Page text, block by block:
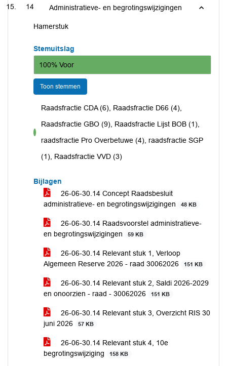
14 Administratieve- en begrotingswijzigingen
Hamerstuk
Stemuitslag
100% Voor
Toon stemmen
voor
Raadsfractie CDA (6), Raadsfractie D66 (4),
Raadsfractie GBO (9), Raadsfractie Lijst BOB (1),
raadsfractie Pro Overbetuwe (4), raadsfractie SGP
(1), Raadsfractie VVD (3)
Bijlagen
26-06-30.14 Concept Raadsbesluit
administratieve- en begrotingswijzigingen
48 KB
26-06-30.14 Raadsvoorstel administratieve-
en begrotingswijzigingen
59 KB
26-06-30.14 Relevant stuk 1, Verloop
Algemeen Reserve 2026 - raad 30062026
151 KB
26-06-30.14 Relevant stuk 2, Saldi 2026-2029
en onoorzien - raad - 30062026
151 KB
26-06-30.14 Relevant stuk 3, Overzicht RIS 30
juni 2026
57 KB
26-06-30.14 Relevant stuk 4, 10e
begrotingswijziging
158 KB